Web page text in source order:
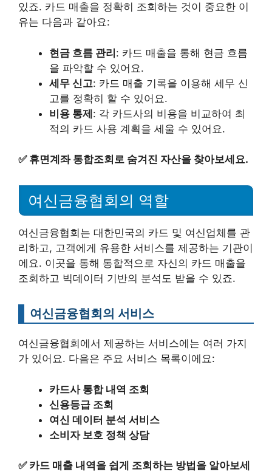
있죠. 카드 매출을 정확히 조회하는 것이 중요한 이
유는 다음과 같아요:
현금 흐름 관리: 카드 매출을 통해 현금 흐름
을 파악할 수 있어요.
세무 신고: 카드 매출 기록을 이용해 세무 신
고를 정확히 할 수 있어요.
비용 통제: 각 카드사의 비용을 비교하여 최
적의 카드 사용 계획을 세울 수 있어요.
✅ 휴면계좌 통합조회로 숨겨진 자산을 찾아보세요.
여신금융협회의 역할
여신금융협회는 대한민국의 카드 및 여신업체를 관
리하고, 고객에게 유용한 서비스를 제공하는 기관이
에요. 이곳을 통해 통합적으로 자신의 카드 매출을
조회하고 빅데이터 기반의 분석도 받을 수 있죠.
여신금융협회의 서비스
여신금융협회에서 제공하는 서비스에는 여러 가지
가 있어요. 다음은 주요 서비스 목록이에요:
카드사 통합 내역 조회
신용등급 조회
여신 데이터 분석 서비스
소비자 보호 정책 상담
✅ 카드 매출 내역을 쉽게 조회하는 방법을 알아보세